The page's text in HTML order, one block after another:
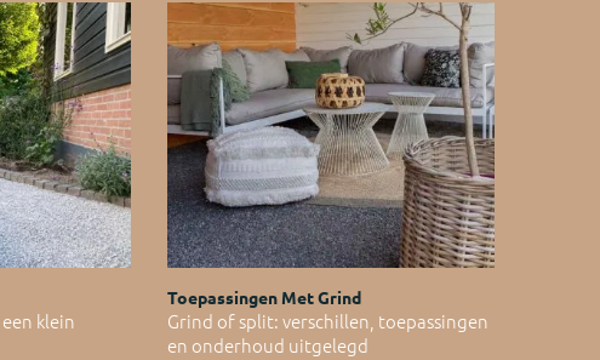
klein
Toepassingen Met Grind
Grind of split: verschillen, toepassingen
en onderhoud uitgelegd